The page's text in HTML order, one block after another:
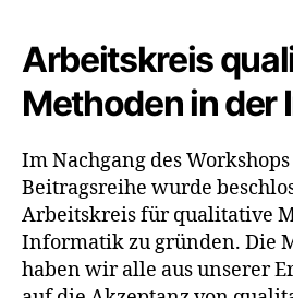
Arbeitskreis
Methoden in der
Im Nachgang des
Beitragsreihe wurde
Arbeitskreis für qualitative
Informatik zu gründen. Die
haben wir alle aus unserer